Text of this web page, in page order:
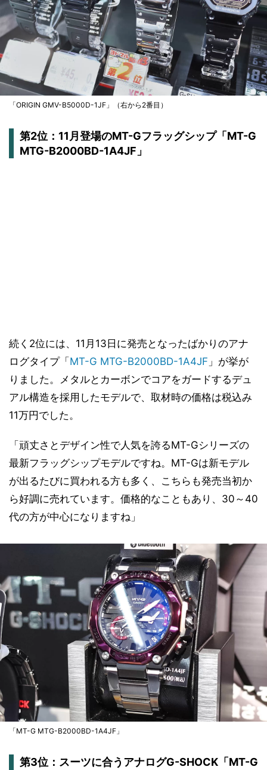
「ORIGIN GMV-B5000D-1JF」（右から2番目）
第2位：11月登場のMT-Gフラッグシップ「MT-G
MTG-B2000BD-1A4JF」
続く2位には、11月13日に発売となったばかりのアナ
ログタイプ「MT-G MTG-B2000BD-1A4JF 」が挙が
りました。メタルとカーボンでコアをガードするデュ
アル構造を採用したモデルで、取材時の価格は税込み
11万円でした。
「頑丈さとデザイン性で人気を誇るMT-Gシリーズの
最新フラッグシップモデルですね。MT-Gは新モデル
が出るたびに買われる方も多く、こちらも発売当初か
ら好調に売れています。価格的なこともあり、30～40
代の方が中心になりますね」
「MT-G MTG-B2000BD-1A4JF」
第3位：スーツに合うアナログG-SHOCK「MT-G